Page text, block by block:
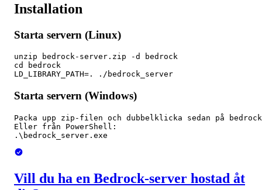
Installation
Starta servern (Linux)
unzip bedrock-server.zip -d bedrock
cd bedrock
LD_LIBRARY_PATH=. ./bedrock_server
Starta servern (Windows)
Packa upp zip-filen och dubbelklicka sedan på
Eller från PowerShell:
.\bedrock_server.exe
Vill du ha en Bedrock-server hostad åt